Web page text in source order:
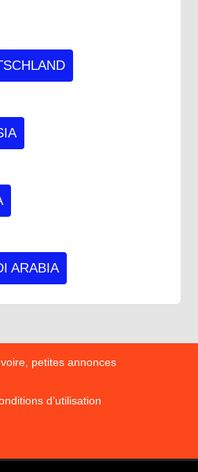
ARABIA
petites annonces
d’utilisation